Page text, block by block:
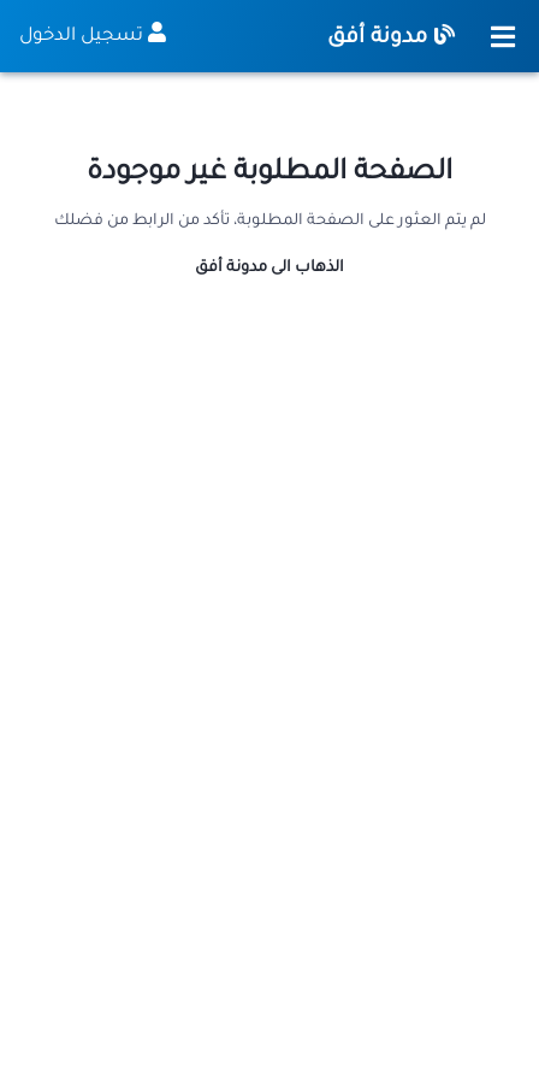
مدونة أفق تسجيل الدخول
الصفحة المطلوبة غير موجودة
لم يتم العثور على الصفحة المطلوبة، تأكد من الرابط من فضلك
الذهاب الى مدونة أفق